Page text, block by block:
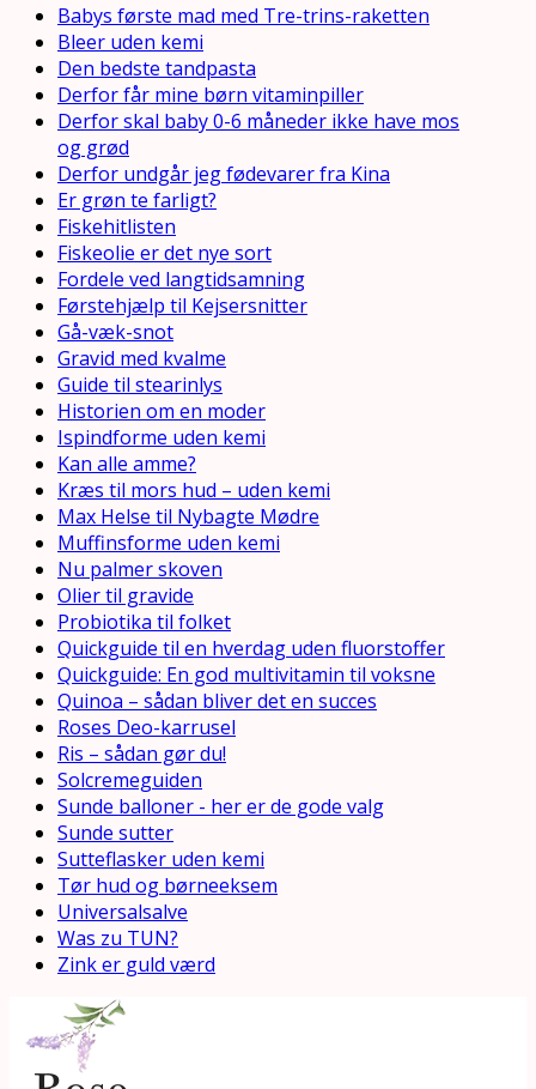
Babys første mad med Tre-trins-raketten
Bleer uden kemi
Den bedste tandpasta
Derfor får mine børn vitaminpiller
Derfor skal baby 0-6 måneder ikke have mos
og grød
Derfor undgår jeg fødevarer fra Kina
Er grøn te farligt?
Fiskehitlisten
Fiskeolie er det nye sort
Fordele ved langtidsamning
Førstehjælp til Kejsersnitter
Gå-væk-snot
Gravid med kvalme
Guide til stearinlys
Historien om en moder
Ispindforme uden kemi
Kan alle amme?
Kræs til mors hud – uden kemi
Max Helse til Nybagte Mødre
Muffinsforme uden kemi
Nu palmer skoven
Olier til gravide
Probiotika til folket
Quickguide til en hverdag uden fluorstoffer
Quickguide: En god multivitamin til voksne
Quinoa – sådan bliver det en succes
Roses Deo-karrusel
Ris – sådan gør du!
Solcremeguiden
Sunde balloner - her er de gode valg
Sunde sutter
Sutteflasker uden kemi
Tør hud og børneeksem
Universalsalve
Was zu TUN?
Zink er guld værd